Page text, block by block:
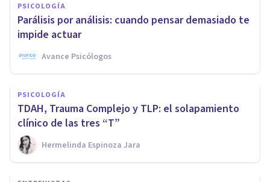
PSICOLOGÍA
Parálisis por análisis: cuando pensar demasiado te
impide actuar
Avance Psicólogos
PSICOLOGÍA
TDAH, Trauma Complejo y TLP: el solapamiento
clínico de las tres “T”
Hermelinda Espinoza Jara